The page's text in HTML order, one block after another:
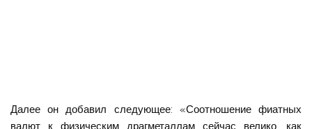
Далее он добавил следующее: «Соотношение фиатных
валют к физическим драгметаллам сейчас велико, как